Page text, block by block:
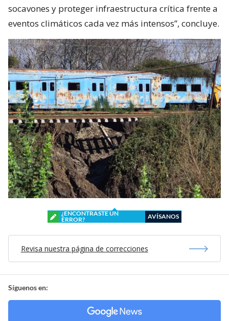
socavones y proteger infraestructura crítica frente a
eventos climáticos cada vez más intensos”, concluye.
¿ENCONTRASTE UN
ERROR?
AVÍSANOS
Revisa nuestra página de correcciones
Síguenos en: